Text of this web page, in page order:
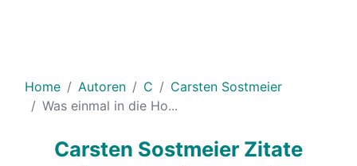
Home Autoren C
Carsten Sostmeier
Was einmal in die Ho...
Carsten Sostmeier Zitate